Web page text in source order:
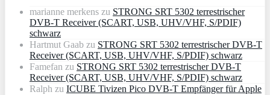
marianne merkens zu STRONG SRT 5302 terrestrischer
DVB-T Receiver (SCART, USB, UHV/VHF, S/PDIF)
schwarz
Hartmut Gaab zu STRONG SRT 5302 terrestrischer DVB-T
Receiver (SCART, USB, UHV/VHF, S/PDIF) schwarz
Famefan zu STRONG SRT 5302 terrestrischer DVB-T
Receiver (SCART, USB, UHV/VHF, S/PDIF) schwarz
Ralph zu ICUBE Tivizen Pico DVB-T Empfänger für Apple